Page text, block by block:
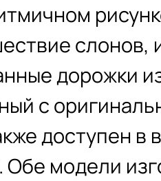
слонов,
дорожки
с
доступен в
модели